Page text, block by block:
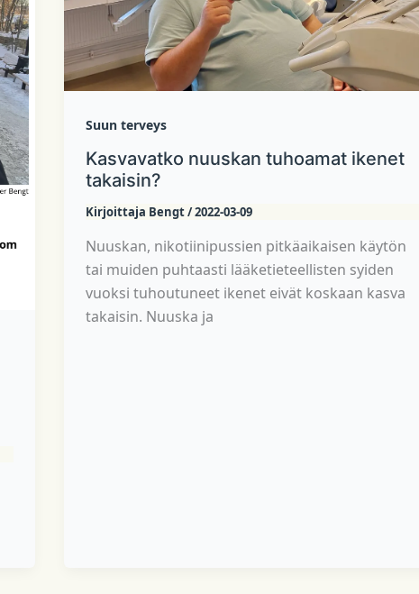
Suun terveys
Kasvavatko nuuskan tuhoamat ikenet
takaisin?
Kirjoittaja Bengt/2022-03-09
Nuuskan, nikotiinipussien pitkäaikaisen käytön
tai muiden puhtaasti lääketieteellisten syiden
vuoksi tuhoutuneet ikenet eivät koskaan kasva
takaisin. Nuuska ja